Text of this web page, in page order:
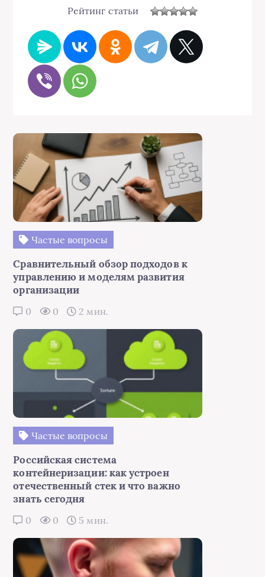
Рейтинг статьи
Частые вопросы
Сравнительный обзор подходов к
управлению и моделям развития
организации
0 0 2 мин.
Частые вопросы
Российская система
контейнеризации: как устроен
отечественный стек и что важно
знать сегодня
0 0 5 мин.